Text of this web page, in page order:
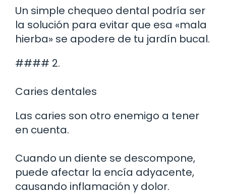
Un simple chequeo dental podría ser
la solución para evitar que esa «mala
hierba» se apodere de tu jardín bucal.
#### 2.
Caries dentales
Las caries son otro enemigo a tener
en cuenta.
Cuando un diente se descompone,
puede afectar la encía adyacente,
causando inflamación y dolor.